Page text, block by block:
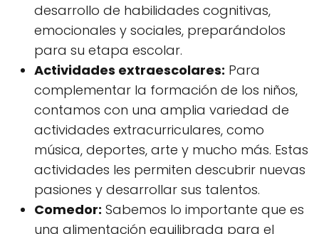
desarrollo de habilidades cognitivas,
emocionales y sociales, preparándolos
para su etapa escolar.
Actividades extraescolares: Para
complementar la formación de los niños,
contamos con una amplia variedad de
actividades extracurriculares, como
música, deportes, arte y mucho más. Estas
actividades les permiten descubrir nuevas
pasiones y desarrollar sus talentos.
Comedor: Sabemos lo importante que es
una alimentación equilibrada para el